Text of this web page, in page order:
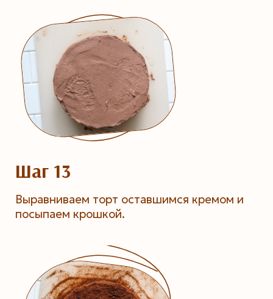
Шаг 13
Выравниваем торт оставшимся кремом и
посыпаем крошкой.